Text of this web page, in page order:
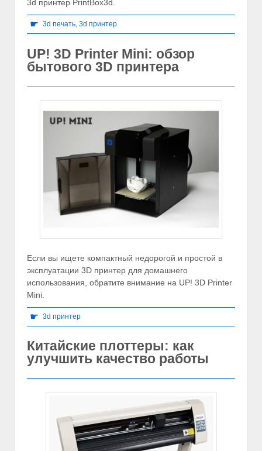
3d принтер PrintBox3d.
☛ 3d печать, 3d принтер
UP! 3D Printer Mini: обзор
бытового 3D принтера
Если вы ищете компактный недорогой и простой в
эксплуатации 3D принтер для домашнего
использования, обратите внимание на UP! 3D Printer
Mini.
☛ 3d принтер
Китайские плоттеры: как
улучшить качество работы